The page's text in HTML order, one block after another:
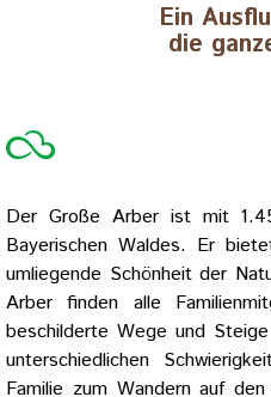
Ein
die
Der Große Arber ist mit
Bayerischen Waldes. Er
umliegende Schönheit der
Arber finden alle
beschilderte Wege und
unterschiedlichen
Familie zum Wandern auf